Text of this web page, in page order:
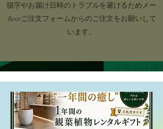
脱字やお届け日時のトラブルを避けるためメー
ルorご注文フォームからのご注文をお願いして
います。